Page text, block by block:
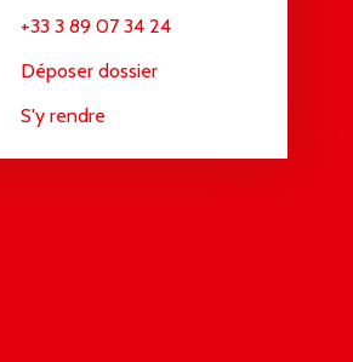
+33 3 89 07 34 24
Déposer dossier
S'y rendre